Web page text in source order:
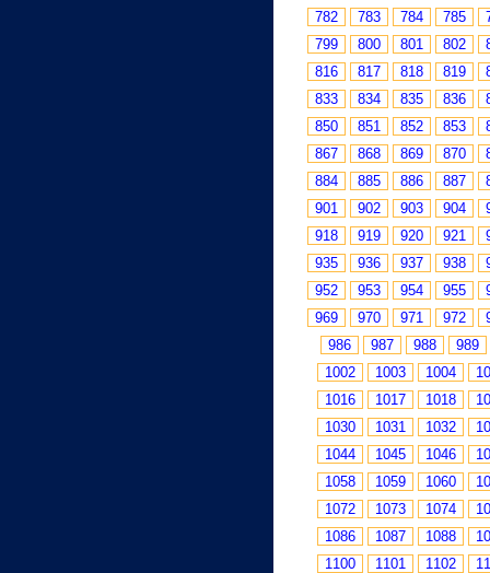
782
783 784 785
799
800 801 802
816
817 818 819
833
834 835 836
850
851 852 853
867
868 869 870
884
885 886 887
901
902 903 904
918
919 920 921
935
936 937 938
952
953 954 955
969
970 971 972
986
987 988
989
1002
1003 1004
1016
1017 1018
1030
1031 1032
1044
1045 1046
1058
1059 1060
1072
1073 1074
1086
1087 1088
1100
1101 1102